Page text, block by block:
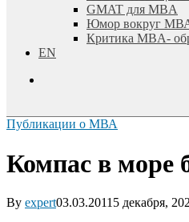
GMAT для MBA
Юмор вокруг
Критика MBA-
EN
Публикации о МВА
Компас в море
By expert03.03.2011 5 декабря,